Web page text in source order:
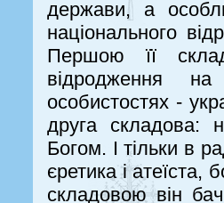
держави, а
національного
Першою її
відродження на
особистостях -
друга складова:
Богом. І тільки в
єретика і
складовою він